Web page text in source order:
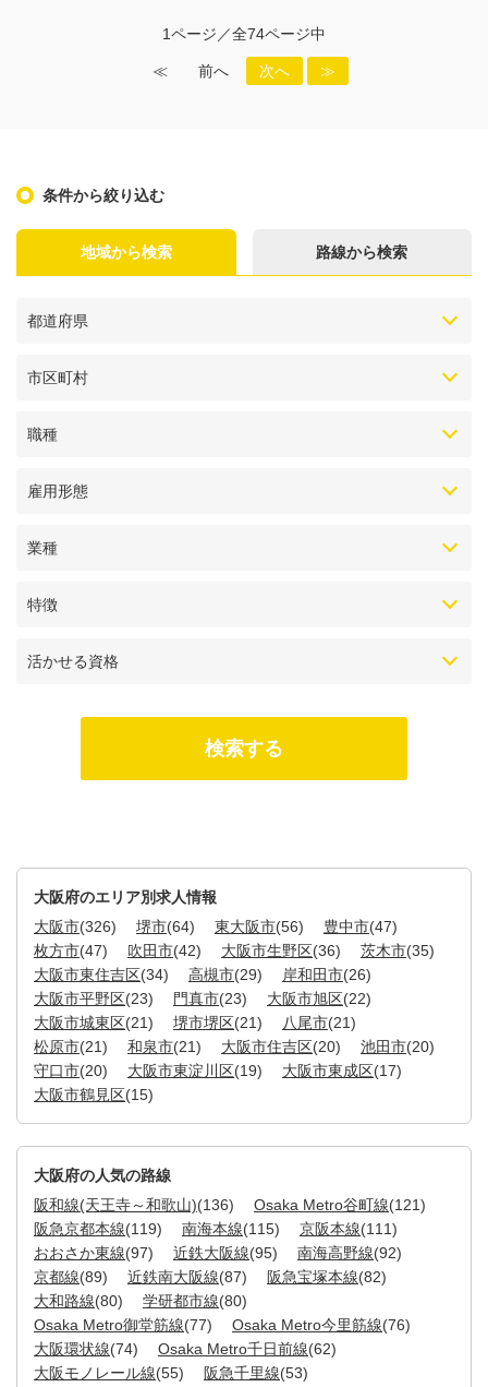
1ページ／全74ページ中
≪ 前へ 次へ ≫
条件から絞り込む
地域から検索 路線から検索
都道府県
市区町村
職種
雇用形態
業種
特徴
活かせる資格
大阪府のエリア別求人情報
大阪市(326) 堺市(64) 東大阪市(56) 豊中市(47)
枚方市(47) 吹田市(42) 大阪市生野区(36) 茨木市(35)
大阪市東住吉区(34) 高槻市(29) 岸和田市(26)
大阪市平野区(23) 門真市(23) 大阪市旭区(22)
大阪市城東区(21) 堺市堺区(21) 八尾市(21)
松原市(21) 和泉市(21) 大阪市住吉区(20) 池田市(20)
守口市(20) 大阪市東淀川区(19) 大阪市東成区(17)
大阪市鶴見区(15)
大阪府の人気の路線
阪和線(天王寺～和歌山)(136) Osaka Metro谷町線(121)
阪急京都本線(119) 南海本線(115) 京阪本線(111)
おおさか東線(97) 近鉄大阪線(95) 南海高野線(92)
京都線(89) 近鉄南大阪線(87) 阪急宝塚本線(82)
大和路線(80) 学研都市線(80)
Osaka Metro御堂筋線(77) Osaka Metro今里筋線(76)
大阪環状線(74) Osaka Metro千日前線(62)
大阪モノレール線(55) 阪急千里線(53)